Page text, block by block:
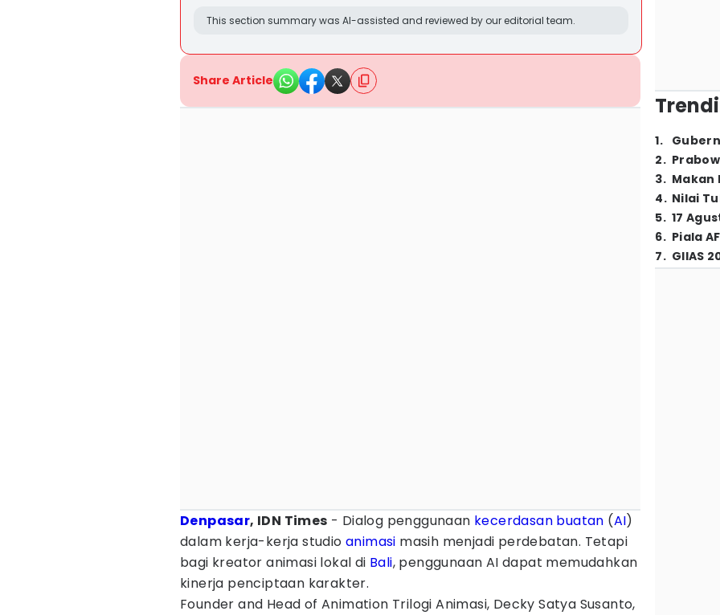
This section summary was AI-assisted and reviewed by our editorial team.
Share Article
Denpasar, IDN Times - Dialog penggunaan kecerdasan buatan (AI)
dalam kerja-kerja studio animasi masih menjadi perdebatan. Tetapi
bagi kreator animasi lokal di Bali, penggunaan AI dapat memudahkan
kinerja penciptaan karakter.
Founder and Head of Animation Trilogi Animasi, Decky Satya Susanto,
1.
2.
3. Makan
4. Nilai
5. 17
6. Piala
7. GIIAS